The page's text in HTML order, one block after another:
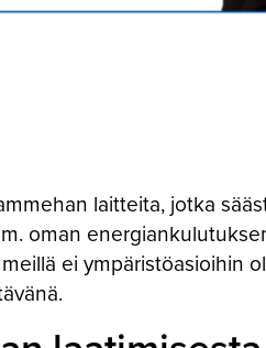
laitteita, jotka
oman
ei ympäristöasioihin